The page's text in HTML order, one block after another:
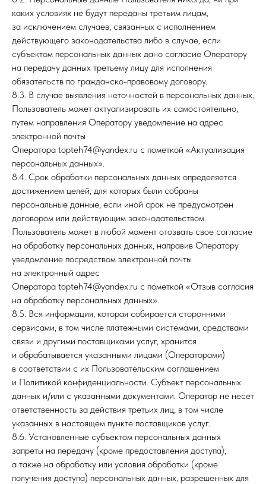
каких условиях не будут переданы третьим лицам,
за исключением случаев, связанных с исполнением
действующего законодательства либо в случае, если
субъектом персональных данных дано согласие Оператору
на передачу данных третьему лицу для исполнения
обязательств по гражданско-правовому договору.
8.3. В случае выявления неточностей в персональных данных,
Пользователь может актуализировать их самостоятельно,
путем направления Оператору уведомление на адрес
электронной почты
Оператора topteh74@yandex.ru с пометкой «Актуализация
персональных данных».
8.4. Срок обработки персональных данных определяется
достижением целей, для которых были собраны
персональные данные, если иной срок не предусмотрен
договором или действующим законодательством.
Пользователь может в любой момент отозвать свое согласие
на обработку персональных данных, направив Оператору
уведомление посредством электронной почты
на электронный адрес
Оператора topteh74@yandex.ru с пометкой «Отзыв согласия
на обработку персональных данных».
8.5. Вся информация, которая собирается сторонними
сервисами, в том числе платежными системами, средствами
связи и другими поставщиками услуг, хранится
и обрабатывается указанными лицами (Операторами)
в соответствии с их Пользовательским соглашением
и Политикой конфиденциальности. Субъект персональных
данных и/или с указанными документами. Оператор не несет
ответственность за действия третьих лиц, в том числе
указанных в настоящем пункте поставщиков услуг.
8.6. Установленные субъектом персональных данных
запреты на передачу (кроме предоставления доступа),
а также на обработку или условия обработки (кроме
получения доступа) персональных данных, разрешенных для